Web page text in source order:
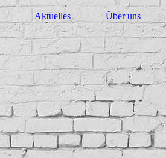
Aktuelles Über uns